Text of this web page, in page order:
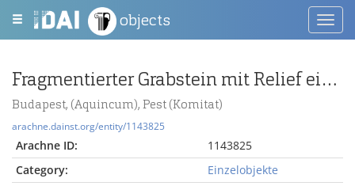
objects
Fragmentierter Grabstein mit Relief eines einheimischen Ehepaares in keltischer Tracht
Budapest, (Aquincum), Pest (Komitat)
arachne.dainst.org/entity/1143825
Arachne ID:
1143825
Category:
Einzelobjekte